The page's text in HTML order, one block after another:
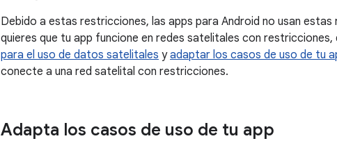
Debido a estas restricciones, las apps para Android no usan
quieres que tu app funcione en redes satelitales con restricciones,
para el uso de datos satelitales yadaptar los casos de uso de tu
conecte a una red satelital con restricciones.
Adapta los casos de uso de tu app